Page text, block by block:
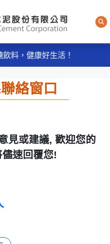
有限公司
我的餐盤6口訣餐餐吃，
料，健康好生活！
動服務，消除客戶抱怨
及維持ISO9001：2015品
統。
主動服務，消除客戶抱怨
及維持ISO9001：2015品
絡窗口
見或建議, 歡迎您的
速回覆您!